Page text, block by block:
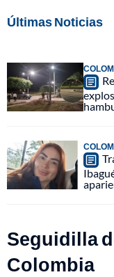
Últimas Noticias
Seguidilla
Colombia